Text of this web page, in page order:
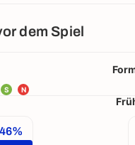
dem Spiel
S N
46%